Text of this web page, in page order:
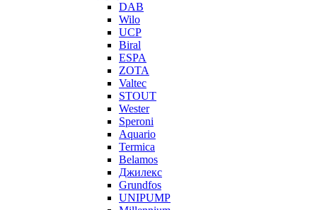
DAB
Wilo
UCP
Biral
ESPA
ZOTA
Valtec
STOUT
Wester
Speroni
Aquario
Termica
Belamos
Джилекс
Grundfos
UNIPUMP